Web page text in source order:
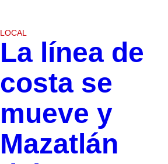
LOCAL
La línea de
costa se
mueve y
Mazatlán